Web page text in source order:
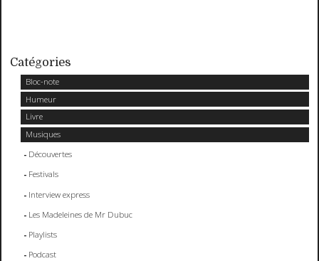
Catégories
Bloc-note
Humeur
Livre
Musiques
Découvertes
Festivals
Interview express
Les Madeleines de Mr Dubuc
Playlists
Podcast